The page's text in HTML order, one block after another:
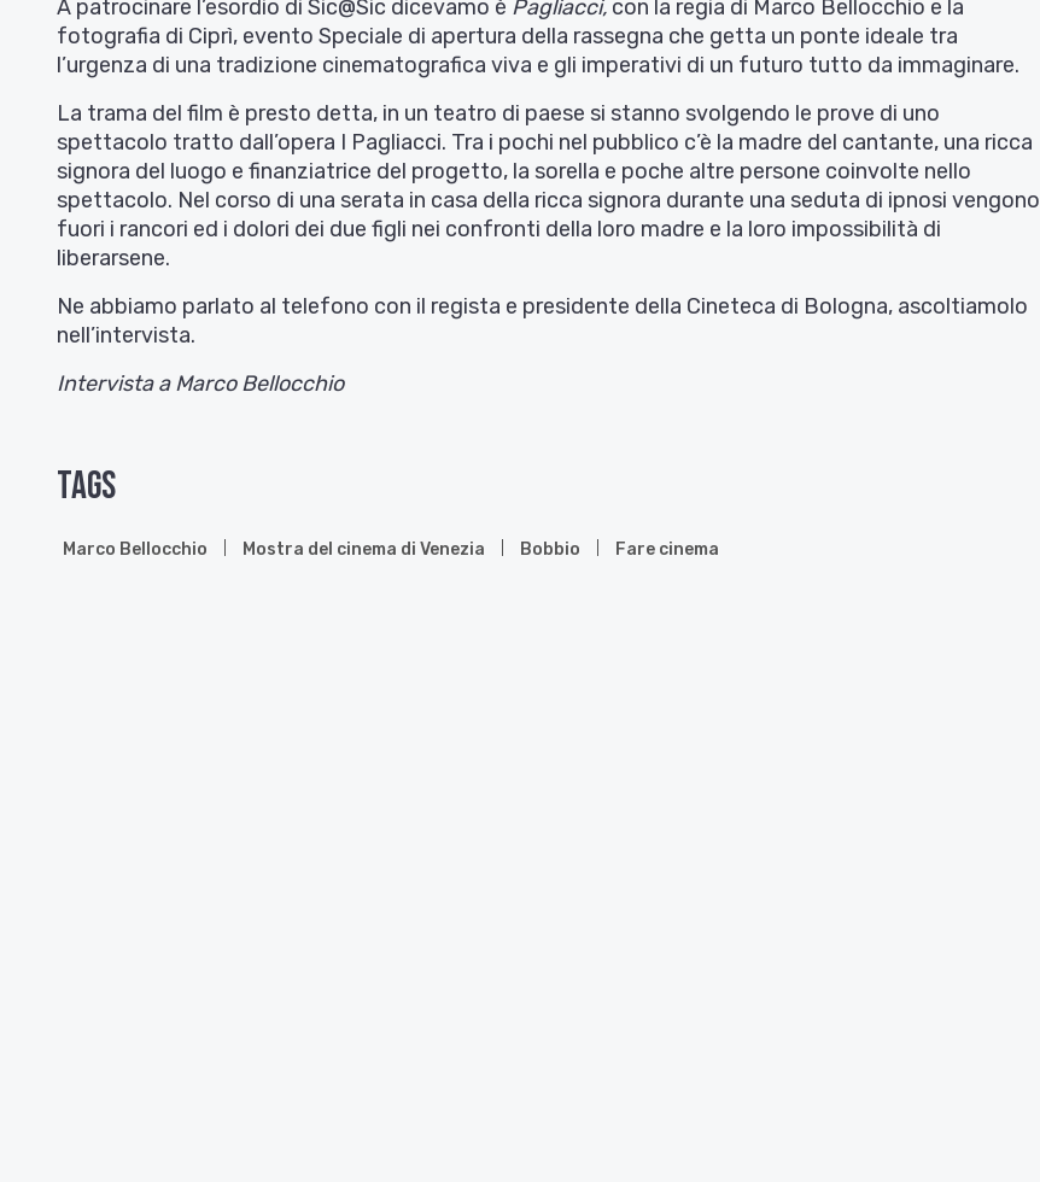
A patrocinare l’esordio di Sic@Sic dicevamo è Pagliacci, con la regia di Marco Bellocchio e la
fotografia di Ciprì, evento Speciale di apertura della rassegna che getta un ponte ideale tra
l’urgenza di una tradizione cinematografica viva e gli imperativi di un futuro tutto da immaginare.
La trama del film è presto detta, in un teatro di paese si stanno svolgendo le prove di uno
spettacolo tratto dall’opera I Pagliacci. Tra i pochi nel pubblico c’è la madre del cantante, una ricca
signora del luogo e finanziatrice del progetto, la sorella e poche altre persone coinvolte nello
spettacolo. Nel corso di una serata in casa della ricca signora durante una seduta di ipnosi vengono
fuori i rancori ed i dolori dei due figli nei confronti della loro madre e la loro impossibilità di
liberarsene.
Ne abbiamo parlato al telefono con il regista e presidente della Cineteca di Bologna, ascoltiamolo
nell’intervista.
Intervista a Marco Bellocchio
Tags
Marco Bellocchio Mostra del cinema di Venezia Bobbio Fare cinema